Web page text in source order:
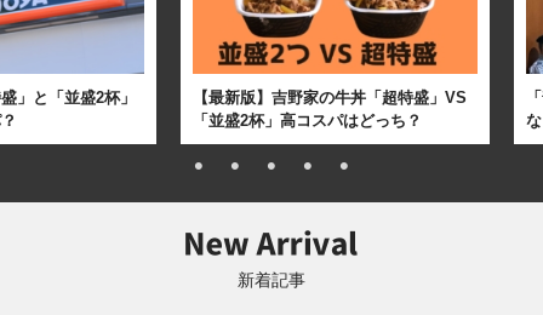
」と「並盛2杯」
【最新版】吉野家の牛丼「超特盛」VS
「並盛2杯」高コスパはどっち？
新着記事